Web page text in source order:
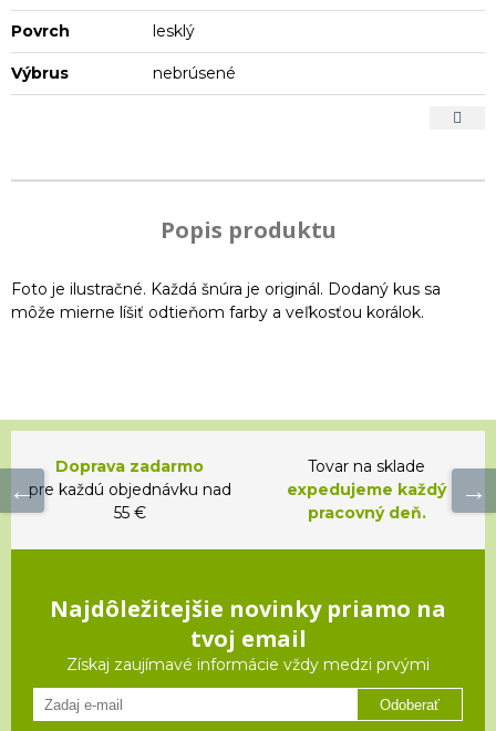
Povrch lesklý
Výbrus nebrúsené
Popis produktu
Foto je ilustračné. Každá šnúra je originál. Dodaný kus sa
môže mierne líšiť odtieňom farby a veľkosťou korálok.
Doprava zadarmo
pre každú objednávku nad
55 €
Tovar na sklade
expedujeme každý
pracovný deň.
Najdôležitejšie novinky priamo na
tvoj email
Získaj zaujímavé informácie vždy medzi prvými
Odoberať